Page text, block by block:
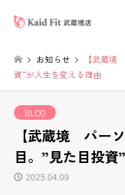
お知らせ
【武蔵
資”が人生を変える理由
BLOG
【武蔵境 パー
目。”見た目投
2025.04.09